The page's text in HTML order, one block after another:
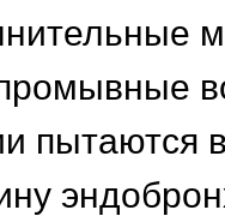
пытаются